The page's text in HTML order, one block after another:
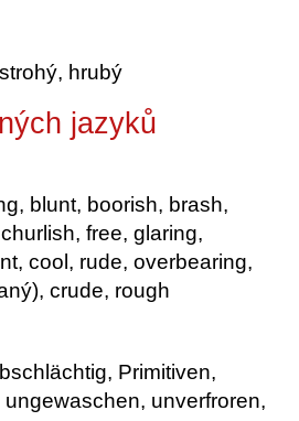
hrubý
jazyků
blunt, boorish, brash,
free, glaring,
cool, rude, overbearing,
crude, rough
Primitiven,
unverfroren,